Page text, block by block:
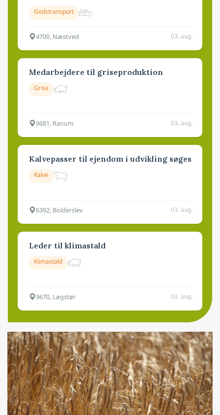
Godstransport
4700, Næstved 03. aug.
Medarbejdere til griseproduktion
Grise
9681, Ranum 03. aug.
Kalvepasser til ejendom i udvikling søges
Kalve
6392, Bolderslev 03. aug.
Leder til klimastald
Klimastald
9670, Løgstør 03. aug.